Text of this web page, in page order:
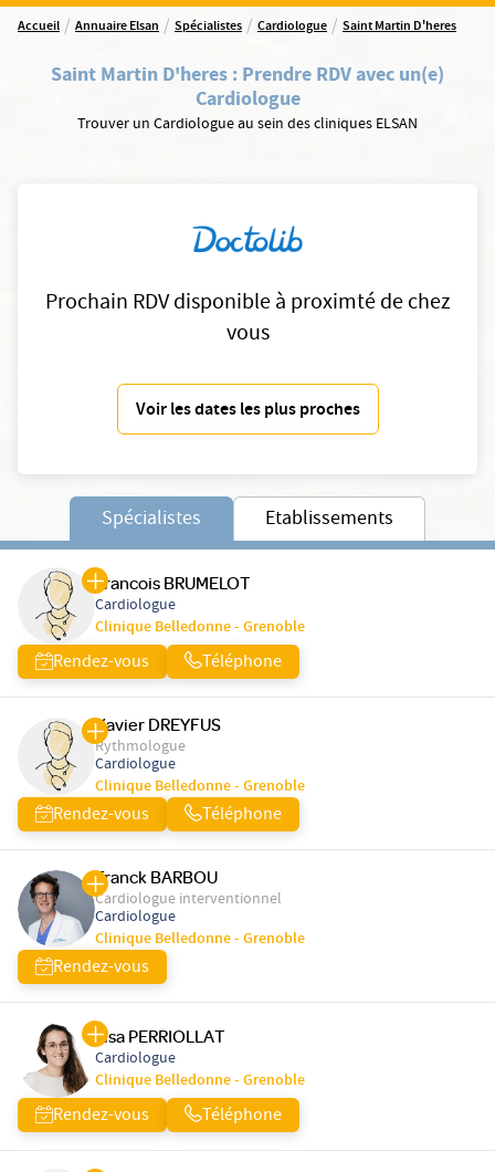
Accueil / Annuaire Elsan / Spécialistes / Cardiologue / Saint Martin D'heres
Saint Martin D'heres : Prendre RDV avec un(e)
Cardiologue
Trouver un Cardiologue au sein des cliniques ELSAN
Prochain RDV disponible à proximté de chez
vous
Voir les dates les plus proches
Spécialistes Etablissements
Francois BRUMELOT
Cardiologue
Clinique Belledonne - Grenoble
Rendez-vous Téléphone
Xavier DREYFUS
Rythmologue
Cardiologue
Clinique Belledonne - Grenoble
Rendez-vous Téléphone
Franck BARBOU
Cardiologue interventionnel
Cardiologue
Clinique Belledonne - Grenoble
Rendez-vous
Lisa PERRIOLLAT
Cardiologue
Clinique Belledonne - Grenoble
Rendez-vous Téléphone